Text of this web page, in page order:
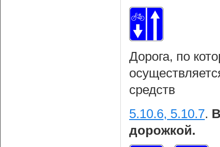
Дорога, по
средств
5.10.6, 5.10.7.
дорожкой.